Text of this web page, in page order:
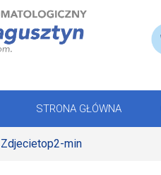
STRONA GŁÓWNA
min